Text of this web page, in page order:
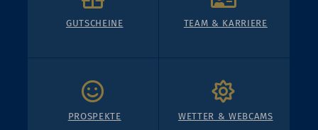
GUTSCHEINE TEAM & KARRIERE
PROSPEKTE WETTER & WEBCAMS